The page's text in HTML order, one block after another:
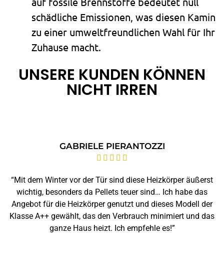
schädliche Emissionen, was diesen Kamin
zu einer umweltfreundlichen Wahl für Ihr
Zuhause macht.
UNSERE KUNDEN KÖNNEN
NICHT IRREN
GABRIELE PIERANTOZZI
    
“Mit dem Winter vor der Tür sind diese Heizkörper äußerst
wichtig, besonders da Pellets teuer sind… Ich habe das
Angebot für die Heizkörper genutzt und dieses Modell der
Klasse A++ gewählt, das den Verbrauch minimiert und das
ganze Haus heizt. Ich empfehle es!”